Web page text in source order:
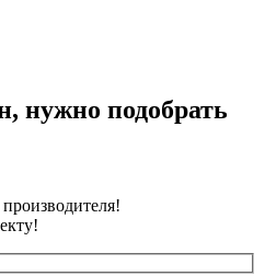
нужно подобрать